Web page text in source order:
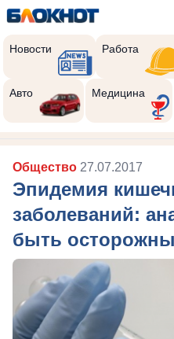
Новости Работа
Авто Медицина
Общество 27.07.2017
Эпидемия
заболеваний:
быть